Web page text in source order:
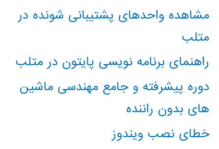
مشاهده واحدهای پشتیبانی شونده در
متلب
راهنمای برنامه نویسی پایتون در متلب
دوره پیشرفته و جامع مهندسی ماشین
های بدون راننده
خطای نصب ویندوز